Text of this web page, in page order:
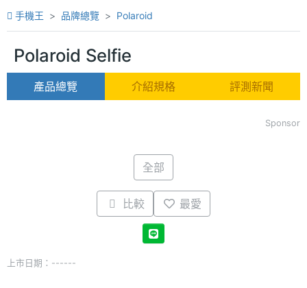
手機王 品牌總覽 Polaroid
Polaroid Selfie
產品總覽 介紹規格 評測新聞
Sponsor
全部
比較 最愛
上市日期：------